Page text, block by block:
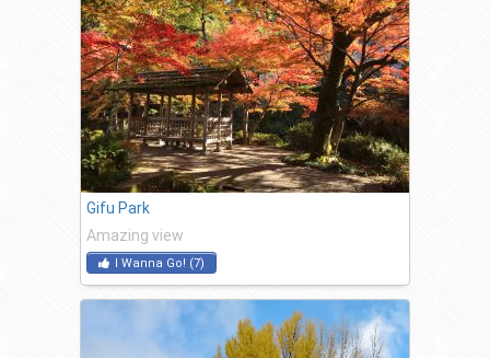
Gifu Park
Amazing view
I Wanna Go! (7)